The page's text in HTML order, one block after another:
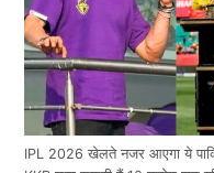
IPL 2026 खेलते नजर आएगा ये